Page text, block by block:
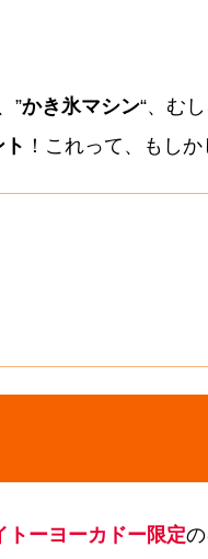
”かき氷マシン“、む
！これって、もし
トーヨーカドー限定